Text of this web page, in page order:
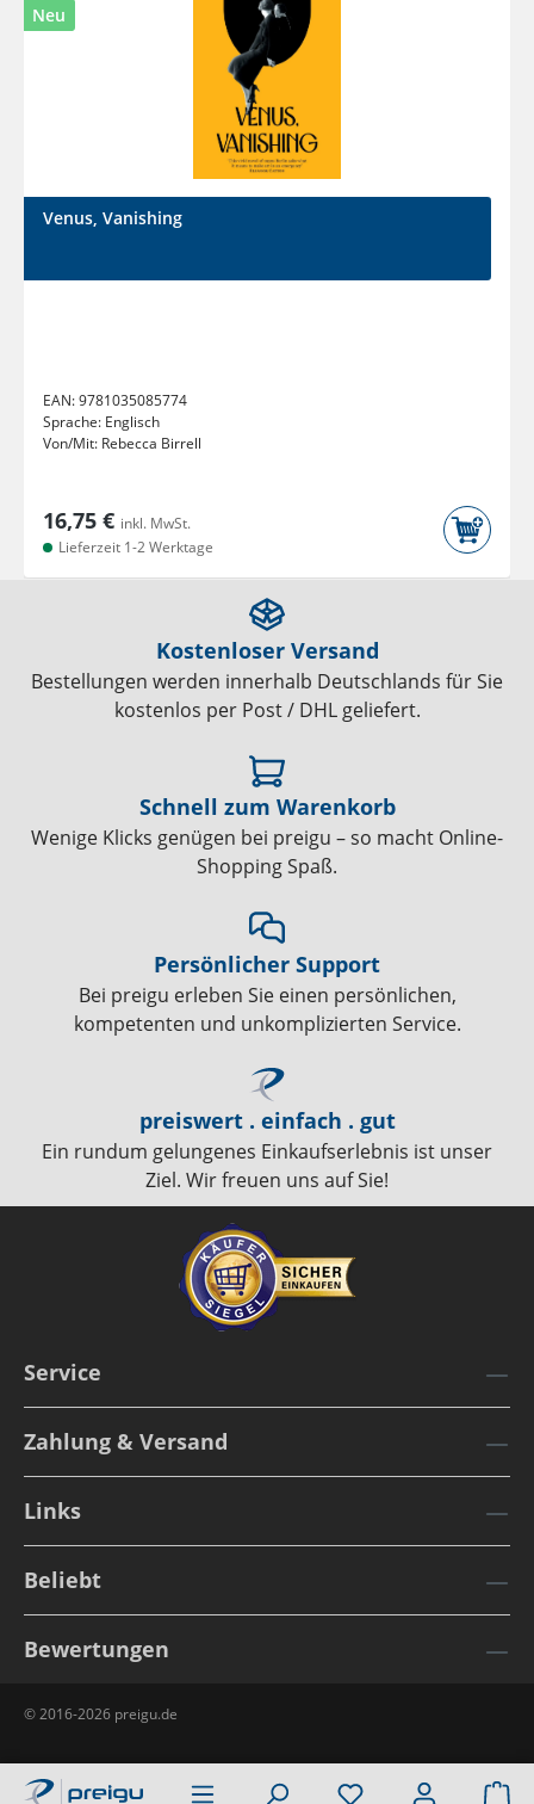
Neu
Venus, Vanishing
EAN:9781035085774
Sprache: Englisch
Von/Mit: Rebecca Birrell
16,75 € inkl. MwSt.
Lieferzeit 1-2 Werktage
Kostenloser Versand
Bestellungen werden innerhalb Deutschlands für Sie
kostenlos per Post / DHL geliefert.
Schnell zum Warenkorb
Wenige Klicks genügen bei preigu – so macht Online-
Shopping Spaß.
Persönlicher Support
Bei preigu erleben Sie einen persönlichen,
kompetenten und unkomplizierten Service.
preiswert . einfach . gut
Ein rundum gelungenes Einkaufserlebnis ist unser
Ziel. Wir freuen uns auf Sie!
Service
Zahlung & Versand
Links
Beliebt
Bewertungen
© 2016-2026 preigu.de